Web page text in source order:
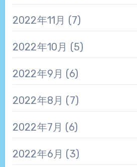
2022年11月 (7)
2022年10月 (5)
2022年9月 (6)
2022年8月 (7)
2022年7月 (6)
2022年6月 (3)